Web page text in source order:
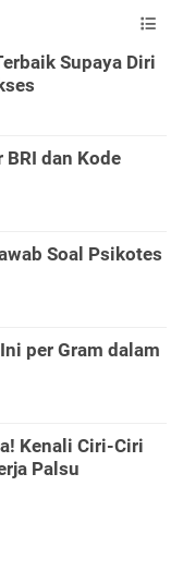
Supaya Diri
BRI dan Kode
Soal Psikotes
per Gram dalam
Kenali Ciri-Ciri
Palsu